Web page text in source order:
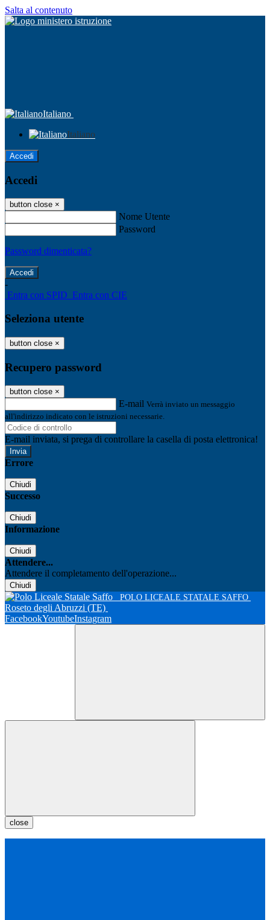
Salta al contenuto
Italiano
Italiano
Accedi
Accedi
button close ×
Nome Utente
Password
Password dimenticata?
-
Entra con SPID Entra con CIE
Seleziona utente
button close ×
Recupero password
button close ×
E-mail Verrà inviato un messaggio
all'indirizzo indicato con le istruzioni necessarie.
E-mail inviata, si prega di controllare la casella di posta elettronica!
Errore
Chiudi
Successo
Chiudi
Informazione
Chiudi
Attendere...
Attendere il completamento dell'operazione...
Chiudi
POLO LICEALE STATALE SAFFO
Roseto degli Abruzzi (TE)
FacebookYoutubeInstagram
close